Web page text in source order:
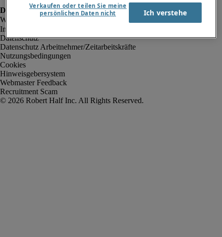
Impressum
Datenschutz
Datenschutz Arbeitnehmer/Zeitarbeitskräfte
Nutzungsbedingungen
Cookies
Hinweisgebersystem
Webmaster Feedback
Recruitment Scam
Verkaufen oder teilen Sie meine
persönlichen Daten nicht
Ich verstehe